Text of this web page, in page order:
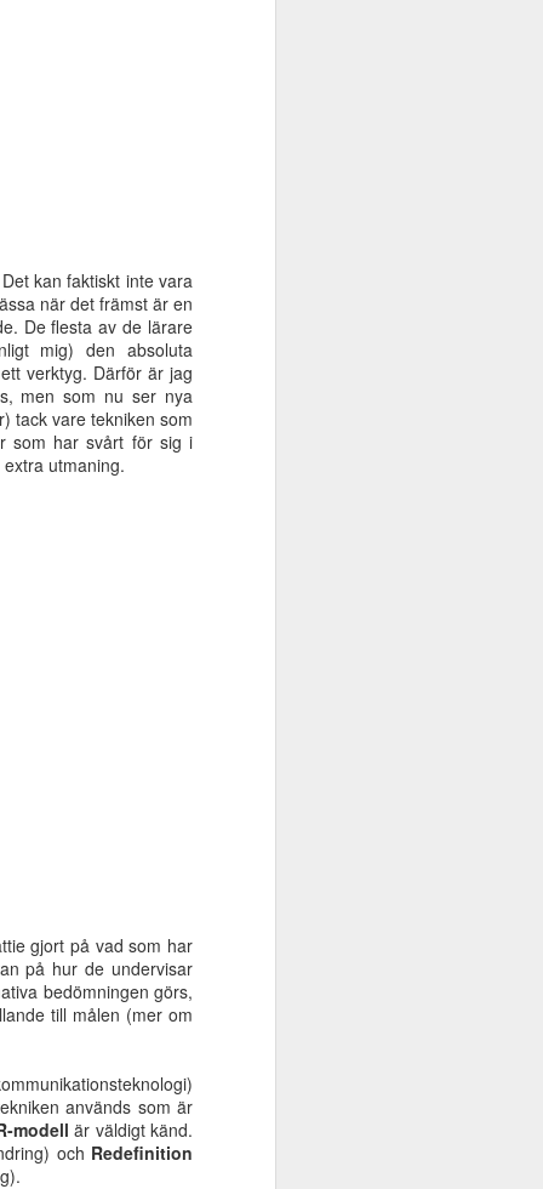
kan faktiskt inte vara
när det främst är en
De flesta av de lärare
mig) den absoluta
verktyg. Därför är jag
men som nu ser nya
tack vare tekniken som
som har svårt för sig i
utmaning.
gjort på vad som har
på hur de undervisar
bedömningen görs,
till målen (mer om
används som är
modell är väldigt känd.
och Redefinition
JUN
7
Nytt avsnitt av
Dyssepodden - där jag
och Henrik pratar om
Oribis assisterande
teknik
I det senaste avsnittet av
Dyssepodden medverkar jag och
Henrik Karlsson från Oribi. Titeln